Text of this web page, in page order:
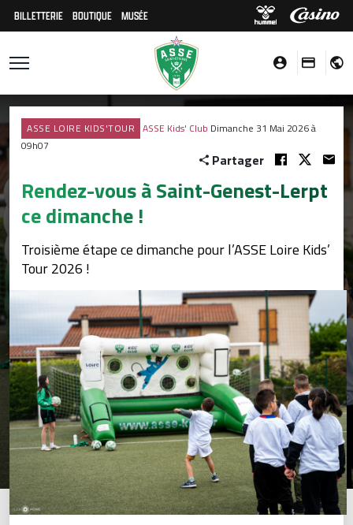
BILLETTERIE BOUTIQUE MUSÉE
ASSE LOIRE KIDS'TOUR ASSE Kids' Club Dimanche 31 Mai 2026 à
09h07
Partager
Rendez-vous à Saint-Genest-Lerpt
ce dimanche !
Troisième étape ce dimanche pour l’ASSE Loire Kids’
Tour 2026 !